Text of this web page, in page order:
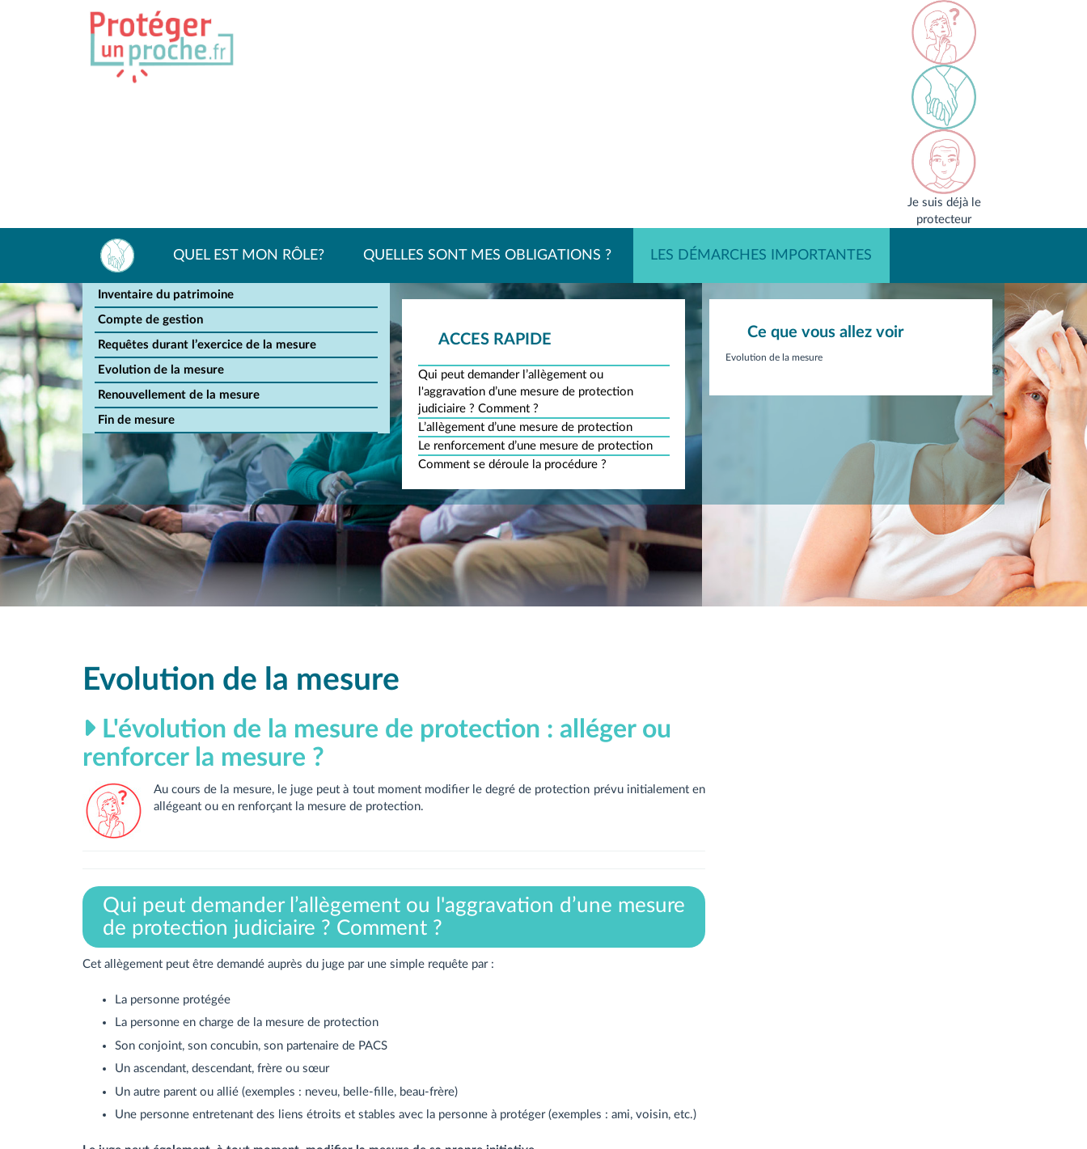
Je suis déjà le
protecteur
QUEL EST MON RÔLE? QUELLES SONT MES OBLIGATIONS ? LES DÉMARCHES IMPORTANTES
Inventaire du patrimoine
Compte de gestion
Requêtes durant l’exercice de la mesure
Evolution de la mesure
Renouvellement de la mesure
Fin de mesure
ACCES RAPIDE
Qui peut demander l’allègement ou
l'aggravation d’une mesure de protection
judiciaire ? Comment ?
L’allègement d’une mesure de protection
Le renforcement d’une mesure de protection
Comment se déroule la procédure ?
Ce que vous allez voir
Evolution de la mesure
Evolution de la mesure
L'évolution de la mesure de protection : alléger ou
renforcer la mesure ?
Au cours de la mesure, le juge peut à tout moment modifier le degré de protection prévu initialement en
allégeant ou en renforçant la mesure de protection.
Qui peut demander l’allègement ou l'aggravation d’une mesure
de protection judiciaire ? Comment ?
Cet allègement peut être demandé auprès du juge par une simple requête par :
La personne protégée
La personne en charge de la mesure de protection
Son conjoint, son concubin, son partenaire de PACS
Un ascendant, descendant, frère ou sœur
Un autre parent ou allié (exemples : neveu, belle-fille, beau-frère)
Une personne entretenant des liens étroits et stables avec la personne à protéger (exemples : ami, voisin, etc.)